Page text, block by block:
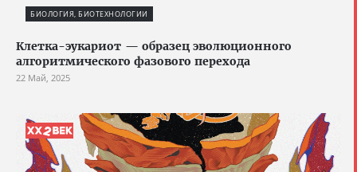
БИОЛОГИЯ, БИОТЕХНОЛОГИИ
Клетка-эукариот — образец эволюционного
алгоритмического фазового перехода
22 Май, 2025